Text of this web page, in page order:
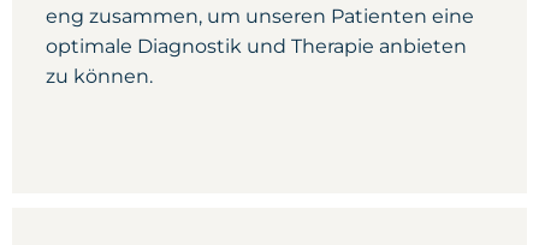
eng zusammen, um unseren Patienten eine
optimale Diagnostik und Therapie anbieten
zu können.